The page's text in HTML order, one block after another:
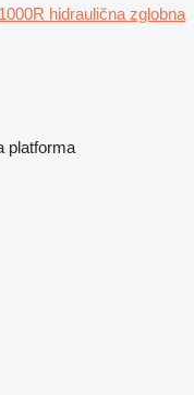
hidraulična zglobna
platforma